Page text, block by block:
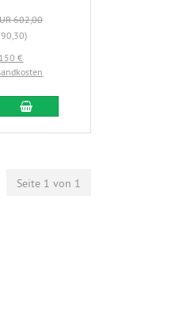
602,00
90,30)
€
Seite 1 von 1